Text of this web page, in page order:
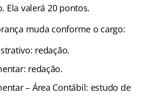
Ela valerá 20 pontos.
muda conforme o cargo:
redação.
redação.
– Área Contábil: estudo de